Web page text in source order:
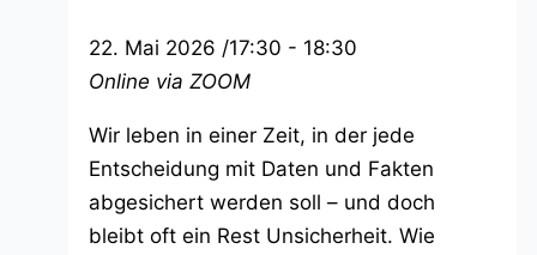
22. Mai 2026 /17:30 - 18:30
Online via ZOOM
Wir leben in einer Zeit, in der jede
Entscheidung mit Daten und Fakten
abgesichert werden soll – und doch
bleibt oft ein Rest Unsicherheit. Wie